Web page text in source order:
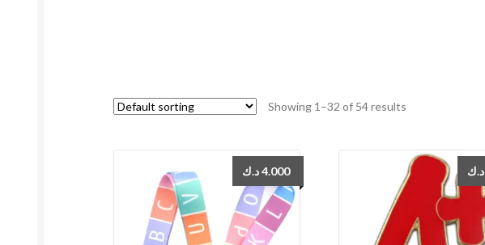
Showing 1–32 of 54 results
4.000د.ك د.ك